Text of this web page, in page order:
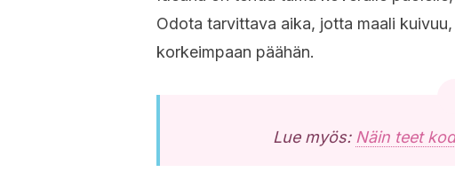
Odota tarvittava aika, jotta maali
korkeimpaan päähän.
Lue myös: Näin teet